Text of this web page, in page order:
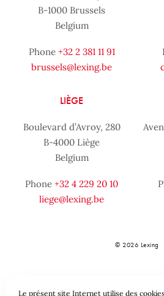
B-1000 Brussels
Belgium
Phone +32 2 381 11 91
brussels@lexing.be
LIÈGE
Boulevard d’Avroy, 280
B-4000 Liège
Belgium
Phone +32 4 229 20 10
liege@lexing.be
© 2026 Lexing
Le présent site Internet utilise des